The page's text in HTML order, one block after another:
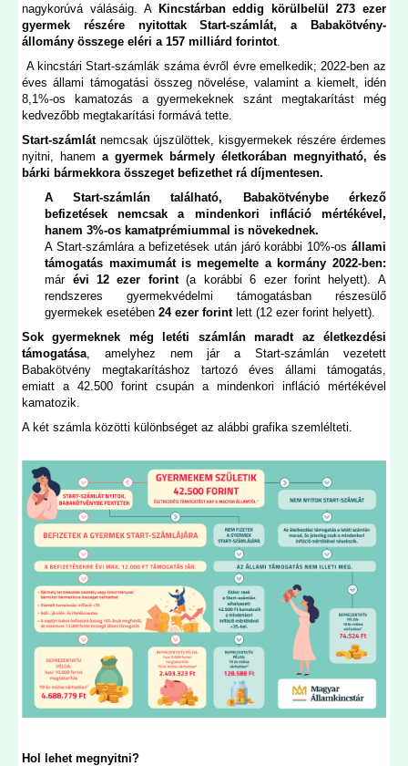
nagykorúvá válásáig. A Kincstárban eddig körülbelül 273 ezer
gyermek részére nyitottak Start-számlát, a Babakötvény-
állomány összege eléri a 157 milliárd forintot.
A kincstári Start-számlák száma évről évre emelkedik; 2022-ben az
éves állami támogatási összeg növelése, valamint a kiemelt, idén
8,1%-os kamatozás a gyermekeknek szánt megtakarítást még
kedvezőbb megtakarítási formává tette.
Start-számlátnemcsak újszülöttek, kisgyermekek részére érdemes
nyitni, hanema gyermek bármely életkorában megnyitható, és
bárki bármekkora összeget befizethet rá díjmentesen.
A Start-számlán található, Babakötvénybe érkező
befizetések nemcsak a mindenkori infláció mértékével,
hanem 3%-os kamatprémiummal is növekednek.
A Start-számlára a befizetések után járó korábbi 10%-os állami
támogatás maximumát is megemelte a kormány 2022-ben:
már évi 12 ezer forint(a korábbi 6 ezer forint helyett). A
rendszeres gyermekvédelmi támogatásban részesülő
gyermekek esetében24 ezer forintlett (12 ezer forint helyett).
Sok gyermeknek még letéti számlán maradt az életkezdési
támogatása, amelyhez nem jár a Start-számlán vezetett
Babakötvény megtakarításhoz tartozó éves állami támogatás,
emiatt a 42.500 forint csupán a mindenkori infláció mértékével
kamatozik.
A két számla közötti különbséget az alábbi grafika szemlélteti.
Hol lehet megnyitni?